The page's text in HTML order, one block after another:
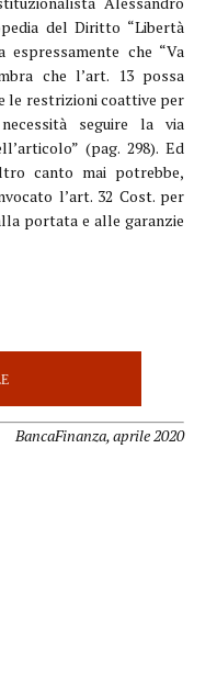
del Diritto “Libertà
espressamente che “Va
che l’art. 13 possa
le restrizioni coattive per
seguire la via
(pag. 298). Ed
canto mai potrebbe,
l’art. 32 Cost. per
portata e alle garanzie
BancaFinanza, aprile 2020